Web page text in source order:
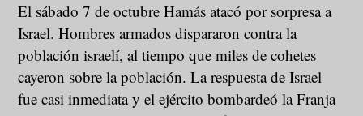
El sábado 7 de octubre Hamás atacó por sorpresa a
Israel. Hombres armados dispararon contra la
población israelí, al tiempo que miles de cohetes
cayeron sobre la población. La respuesta de Israel
fue casi inmediata y el ejército bombardeó la Franja